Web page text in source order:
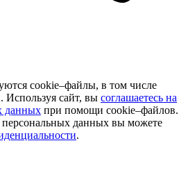
cookie–файлы, в том числе
Используя сайт, вы соглашаетесь на
данных при помощи cookie–файлов.
персональных данных вы можете
.